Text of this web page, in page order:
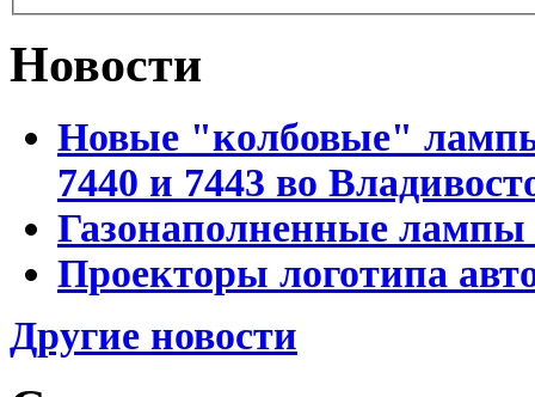
Новости
Новые "колбовые"
7440 и 7443 во
Газонаполненные лампы
Проекторы логотипа
Другие новости